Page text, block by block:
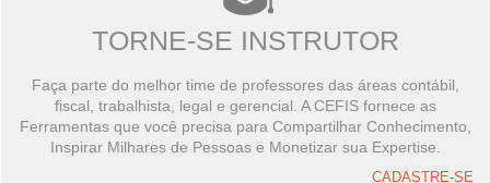
TORNE-SE INSTRUTOR
Faça parte do melhor time de professores das áreas contábil,
fiscal, trabalhista, legal e gerencial. A CEFIS fornece as
Ferramentas que você precisa para Compartilhar Conhecimento,
Inspirar Milhares de Pessoas e Monetizar sua Expertise.
CADASTRE-SE